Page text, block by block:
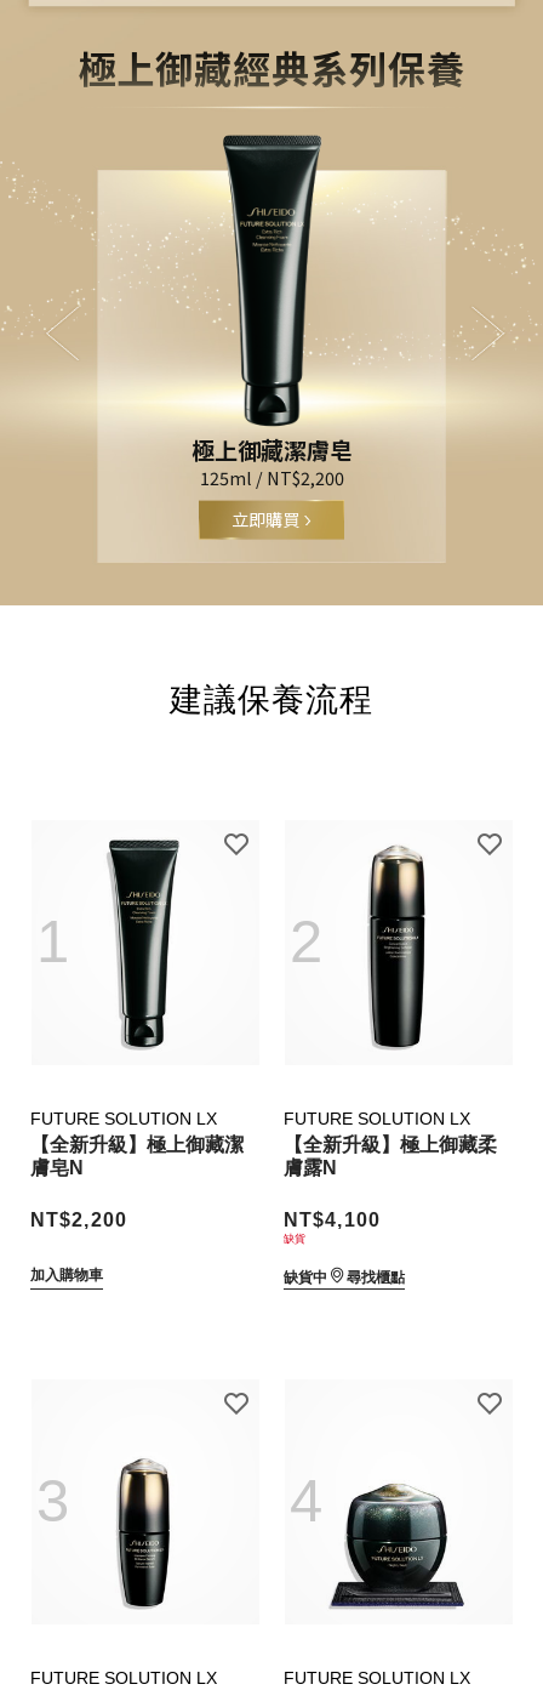
極上御藏經典系列保養
PREVIOUS
極上御藏潔膚皂
125ml / NT$2,200
立即購買
NEXT
建議保養流程
1
FUTURE SOLUTION LX
【全新升級】極上御藏潔
膚皂N
NT$2,200
加入購物車
2
FUTURE SOLUTION LX
【全新升級】極上御藏柔
膚露N
NT$4,100
缺貨
缺貨中 尋找櫃點
3
FUTURE SOLUTION LX
4
FUTURE SOLUTION LX